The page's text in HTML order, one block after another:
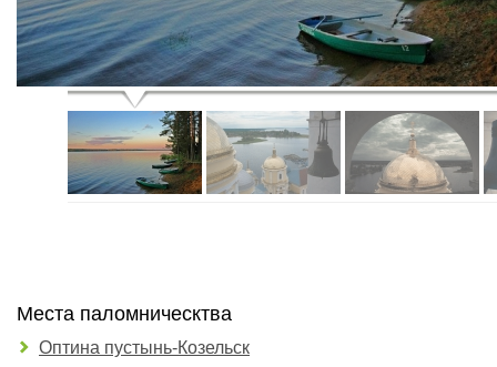
Места паломническтва
Оптина пустынь-Козельск